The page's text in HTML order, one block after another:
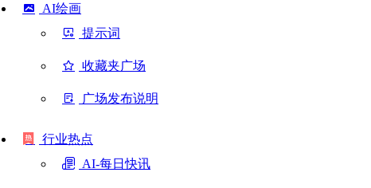
AI绘画
提示词
收藏夹广场
广场发布说明
行业热点
AI-每日快讯